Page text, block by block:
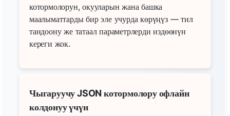
котормолорун, окууларын жана башка
маалыматтарды бир эле учурда көрүңүз — тил
тандоону же татаал параметрлерди издөөнүн
кереги жок.
Чыгаруучу JSON котормолору офлайн
колдонуу үчүн